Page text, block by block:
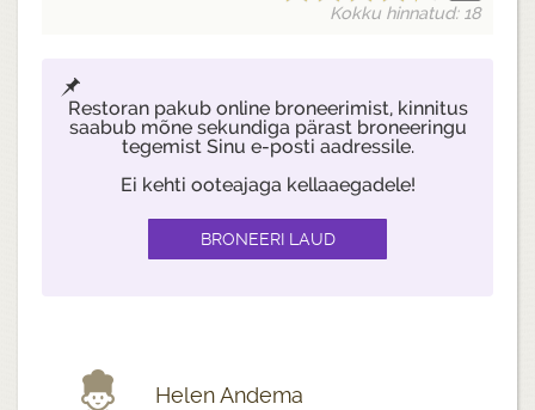
Kokku hinnatud: 18
Restoran pakub online broneerimist, kinnitus
saabub mõne sekundiga pärast broneeringu
tegemist Sinu e-posti aadressile.
Ei kehti ooteajaga kellaaegadele!
Helen Andema